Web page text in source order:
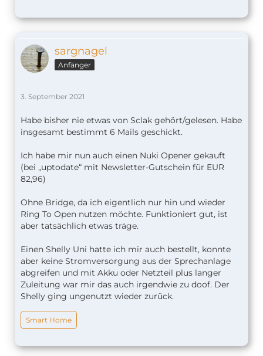
sargnagel
Anfänger
3. September 2021
Habe bisher nie etwas von Sclak gehört/gelesen. Habe
insgesamt bestimmt 6 Mails geschickt.
Ich habe mir nun auch einen Nuki Opener gekauft
(bei „uptodate“ mit Newsletter-Gutschein für EUR
82,96)
Ohne Bridge, da ich eigentlich nur hin und wieder
Ring To Open nutzen möchte. Funktioniert gut, ist
aber tatsächlich etwas träge.
Einen Shelly Uni hatte ich mir auch bestellt, konnte
aber keine Stromversorgung aus der Sprechanlage
abgreifen und mit Akku oder Netzteil plus langer
Zuleitung war mir das auch irgendwie zu doof. Der
Shelly ging ungenutzt wieder zurück.
Smart Home